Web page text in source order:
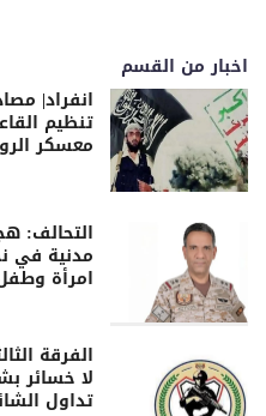
اخبار من القسم
انفراد|
تنظيم
معسكر
التحالف:
امرأة
الفرقة
لا خسائر
تداول